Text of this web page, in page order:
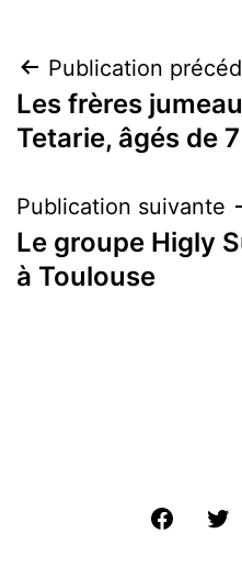
Navigation
de
Publication
Les frères
Tetarie, âgés de
Publication suivante
Le groupe Higly
à Toulouse